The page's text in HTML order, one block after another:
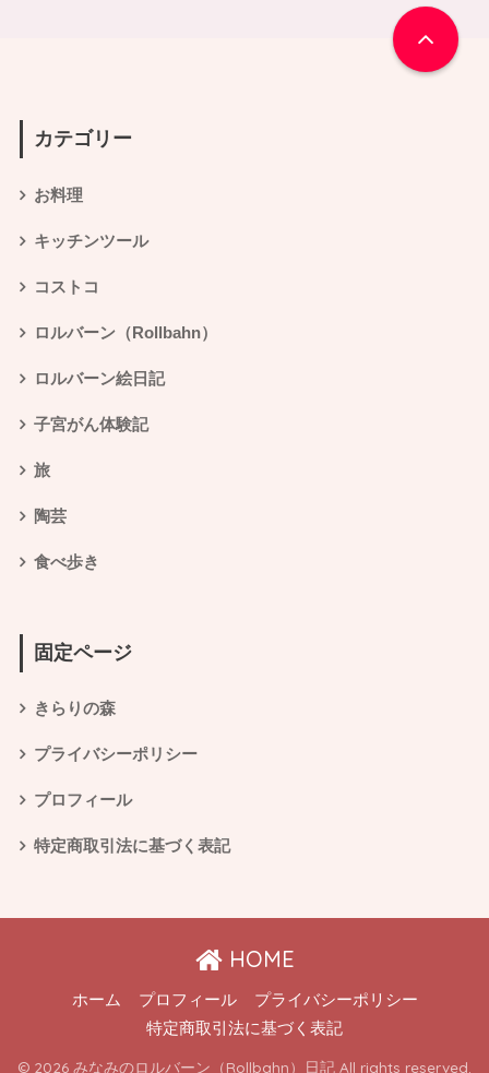
カテゴリー
お料理
キッチンツール
コストコ
ロルバーン（Rollbahn）
ロルバーン絵日記
子宮がん体験記
旅
陶芸
食べ歩き
固定ページ
きらりの森
プライバシーポリシー
プロフィール
特定商取引法に基づく表記
HOME
ホーム プロフィール
プライバシーポリシー
特定商取引法に基づく表記
© 2026 みなみのロルバーン（Rollbahn）日記 All rights reserved.